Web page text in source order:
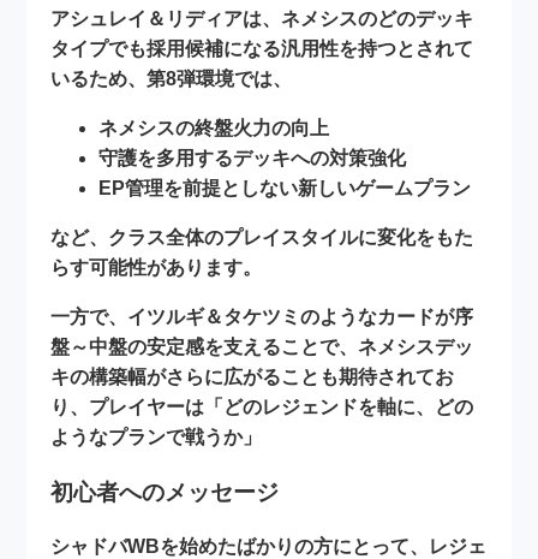
アシュレイ＆リディアは、ネメシスのどのデッキ
タイプでも採用候補になる汎用性を持つとされて
いるため、第8弾環境では、
ネメシスの終盤火力の向上
守護を多用するデッキへの対策強化
EP管理を前提としない新しいゲームプラン
など、クラス全体のプレイスタイルに変化をもた
らす可能性があります。
一方で、イツルギ＆タケツミのようなカードが序
盤～中盤の安定感を支えることで、ネメシスデッ
キの構築幅がさらに広がることも期待されてお
り、プレイヤーは 「どのレジェンドを軸に、どの
ようなプランで戦うか」
初心者へのメッセージ
シャドバWBを始めたばかりの方にとって、レジェ